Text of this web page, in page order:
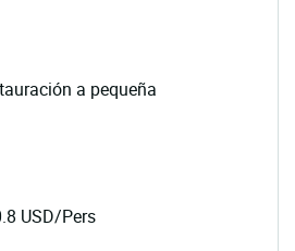
a pequeña
USD/Pers